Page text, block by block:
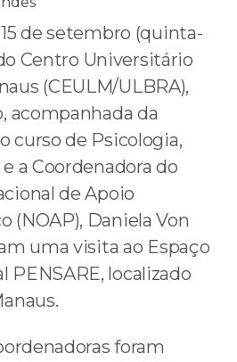
de setembro (quinta-
Centro Universitário
(CEULM/ULBRA),
acompanhada da
curso de Psicologia,
a Coordenadora do
de Apoio
(NOAP), Daniela Von
uma visita ao Espaço
PENSARE, localizado
foram